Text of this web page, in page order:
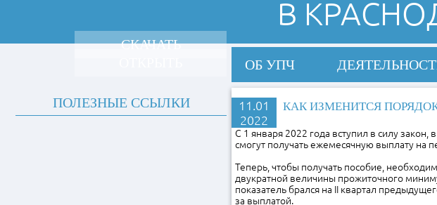
В
ОБ УПЧ
11.01
2022
КАК ИЗМЕНИТСЯ
С 1 января 2022 года вступил в силу закон,
смогут получать ежемесячную выплату на
Теперь, чтобы получать пособие,
двукратной величины прожиточного
показатель брался на II квартал
за выплатой.
СКАЧАТЬ
ПОЛЕЗНЫЕ ССЫЛКИ